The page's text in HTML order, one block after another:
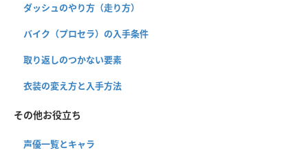
ダッシュのやり方（走り方）
バイク（プロセラ）の入手条件
取り返しのつかない要素
衣装の変え方と入手方法
その他お役立ち
声優一覧とキャラ